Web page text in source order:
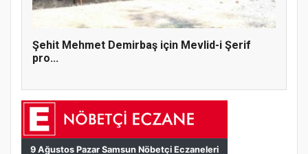
Şehit Mehmet Demirbaş için Mevlid-i Şerif
pro...